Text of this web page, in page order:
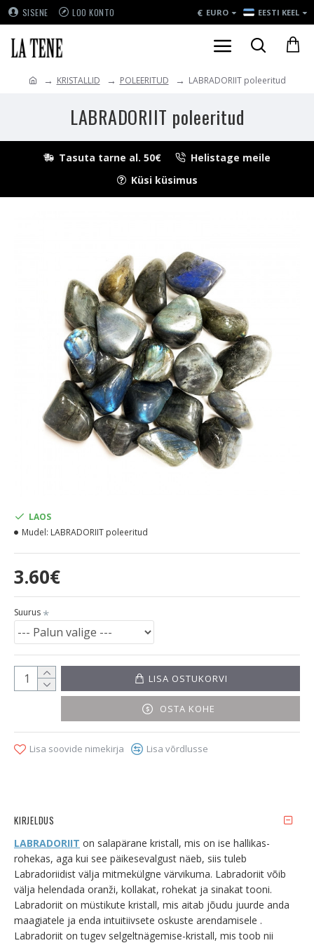
SISENE LOO KONTO € EURO EESTI KEEL
KRISTALLID POLEERITUD LABRADORIIT poleeritud
LABRADORIIT poleeritud
Tasuta tarne al. 50€
Helistage meile
Küsi küsimus
3.60€
LAOS
Mudel: LABRADORIIT poleeritud
Suurus
LISA OSTUKORVI
OSTA KOHE
Lisa soovide nimekirja Lisa võrdlusse
KIRJELDUS
LABRADORIIT on salapärane kristall, mis on ise hallikas-
rohekas, aga kui see päikesevalgust näeb, siis tuleb
Labradoriidist välja mitmekülgne värvikuma. Labradoriit võib
välja helendada oranži, kollakat, rohekat ja sinakat tooni.
Labradoriit on müstikute kristall, mis aitab jõudu juurde anda
maagiatele ja enda intuitiivsete oskuste arendamisele .
Labradoriit on tugev selgeltnägemise-kristall, mis toob nii